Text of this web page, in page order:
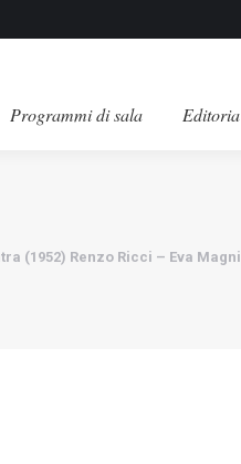
Programmi di sala Editoria
(1952) Renzo Ricci – Eva Magni